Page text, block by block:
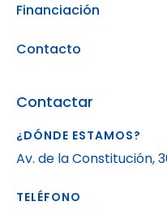
Financiación
Contacto
Contactar
¿DÓNDE ESTAMOS?
Av. de la Constitución,
TELÉFONO